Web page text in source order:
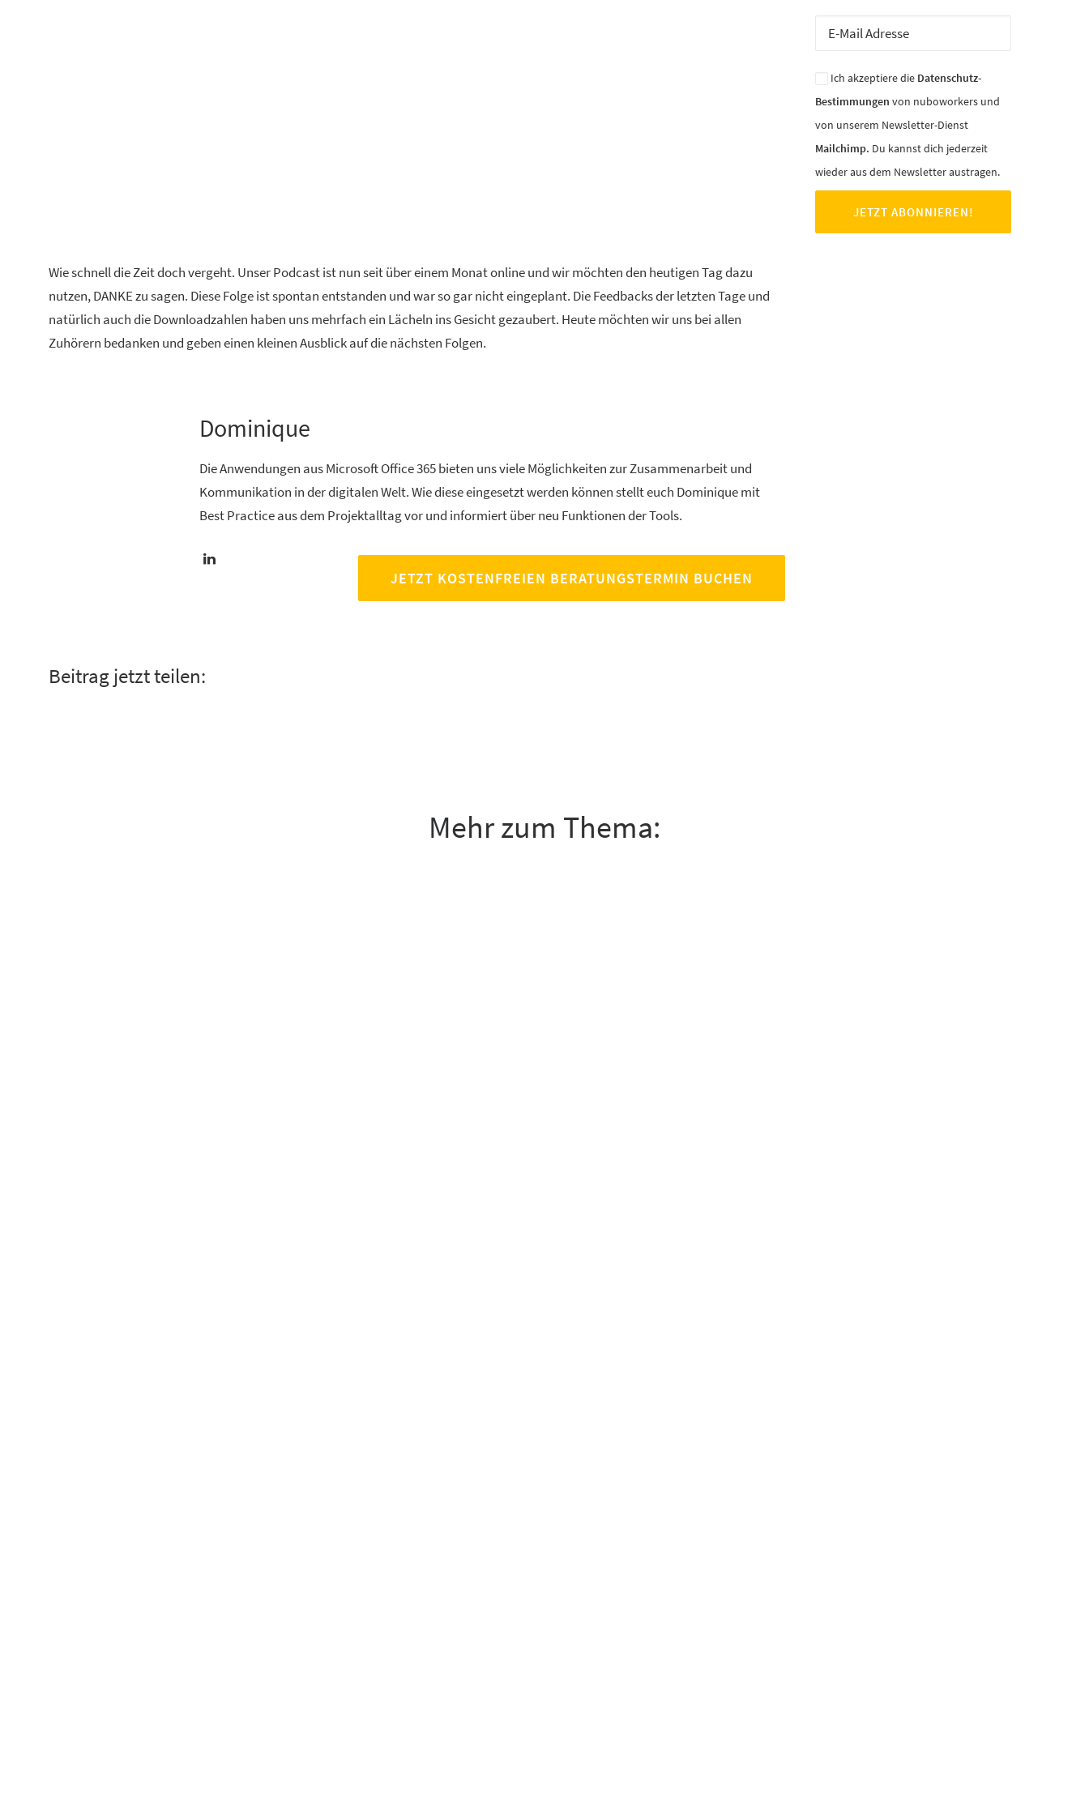
Wie schnell die Zeit doch vergeht. Unser Podcast ist nun seit über einem Monat online und wir möchten den heutigen Tag dazu
nutzen, DANKE zu sagen. Diese Folge ist spontan entstanden und war so gar nicht eingeplant. Die Feedbacks der letzten Tage und
natürlich auch die Downloadzahlen haben uns mehrfach ein Lächeln ins Gesicht gezaubert. Heute möchten wir uns bei allen
Zuhörern bedanken und geben einen kleinen Ausblick auf die nächsten Folgen.
Ich akzeptiere die Datenschutz-
Bestimmungen von nuboworkers und
von unserem Newsletter-Dienst
Mailchimp. Du kannst dich jederzeit
wieder aus dem Newsletter austragen.
Dominique
Die Anwendungen aus Microsoft Office 365 bieten uns viele Möglichkeiten zur Zusammenarbeit und
Kommunikation in der digitalen Welt. Wie diese eingesetzt werden können stellt euch Dominique mit
Best Practice aus dem Projektalltag vor und informiert über neu Funktionen der Tools.
JETZT KOSTENFREIEN BERATUNGSTERMIN BUCHEN
Beitrag jetzt teilen:
Mehr zum Thema: